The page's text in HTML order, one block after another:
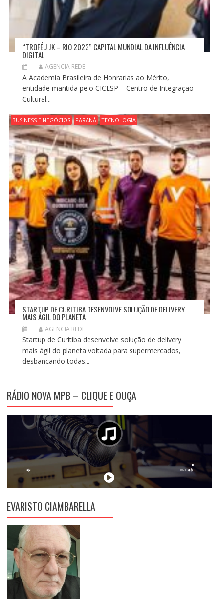
“TROFÉU JK – RIO 2023” CAPITAL MUNDIAL DA INFLUÊNCIA
DIGITAL
AGENCIA REDE
A Academia Brasileira de Honrarias ao Mérito,
entidade mantida pelo CICESP – Centro de Integração
Cultural...
BUSINESS E NEGÓCIOS PARANÁ TECNOLOGIA
STARTUP DE CURITIBA DESENVOLVE SOLUÇÃO DE DELIVERY
MAIS ÁGIL DO PLANETA
AGENCIA REDE
Startup de Curitiba desenvolve solução de delivery
mais ágil do planeta voltada para supermercados,
desbancando todas...
RÁDIO NOVA MPB – CLIQUE E OUÇA
EVARISTO CIAMBARELLA